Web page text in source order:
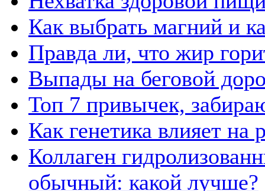
Как выбрать магний и
Правда ли, что жир
Выпады на беговой
Топ 7 привычек,
Как генетика влияет
Коллаген
обычный: какой лучше?